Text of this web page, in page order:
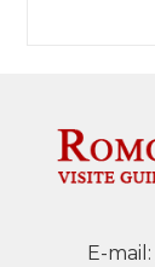
E-mail: